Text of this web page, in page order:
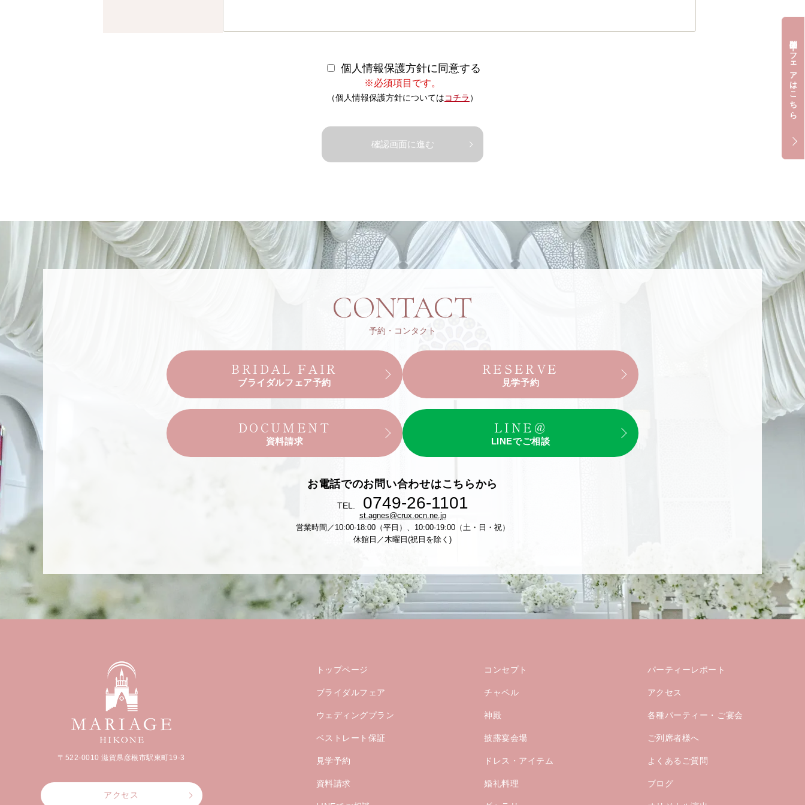
個人情報保護方針に同意する
※必須項目です。
（個人情報保護方針についてはコチラ ）
確認画面に進む
CONTACT
予約・コンタクト
BRIDAL FAIR
ブライダルフェア予約
RESERVE
見学予約
DOCUMENT
資料請求
LINE@
LINEでご相談
お電話でのお問い合わせはこちらから
TEL. 0749-26-1101
st.agnes@crux.ocn.ne.jp
営業時間／10:00-18:00（平日）、10:00-19:00（土・日・祝）
休館日／木曜日(祝日を除く)
開催中のフェアはこちら
〒522-0010滋賀県彦根市駅東町19-3
アクセス
トップページ
ブライダルフェア
ウェディングプラン
ベストレート保証
見学予約
資料請求
コンセプト
チャペル
神殿
披露宴会場
ドレス・アイテム
婚礼料理
パーティーレポート
アクセス
各種パーティー・ご宴会
ご列席者様へ
よくあるご質問
ブログ